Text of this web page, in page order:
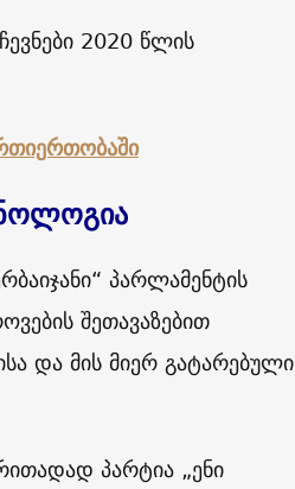
2020 წლის
პარლამენტის
შეთავაზებით
და მის მიერ გატარებული
პარტია „ენი